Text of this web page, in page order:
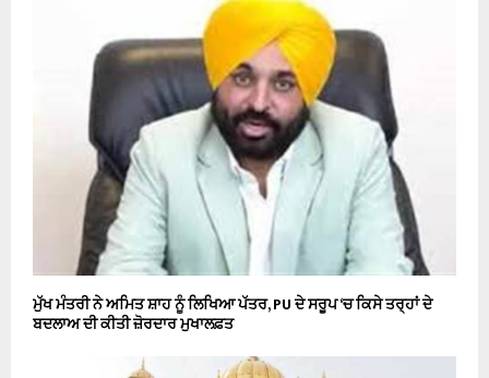
ਮੁੱਖ ਮੰਤਰੀ ਨੇ ਅਮਿਤ ਸ਼ਾਹ ਨੂੰ ਲਿਖਿਆ ਪੱਤਰ, PU ਦੇ ਸਰੂਪ ‘ਚ ਕਿਸੇ ਤਰ੍ਹਾਂ ਦੇ
ਬਦਲਾਅ ਦੀ ਕੀਤੀ ਜ਼ੋਰਦਾਰ ਮੁਖਾਲਫ਼ਤ